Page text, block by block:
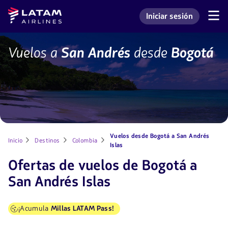
Saltar
menú.
Saltar al
contenido
principal.
Navegación
secciones
de
usuario.
Latam
Airlines
Ingresar a mi cuenta
Iniciar sesión
BOG-
ADZVuelos aSan Andrés desde Bogotá
Inicio Destinos Colombia
Vuelos desde Bogotá a San Andrés
Islas
Ofertas de vuelos de Bogotá a
San Andrés Islas
¡Acumula Millas LATAM Pass!